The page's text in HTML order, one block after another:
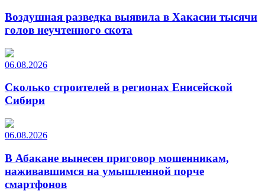
Воздушная разведка выявила в Хакасии тысячи
голов неучтенного скота
06.08.2026
Сколько строителей в регионах Енисейской
Сибири
06.08.2026
В Абакане вынесен приговор мошенникам,
наживавшимся на умышленной порче
смартфонов